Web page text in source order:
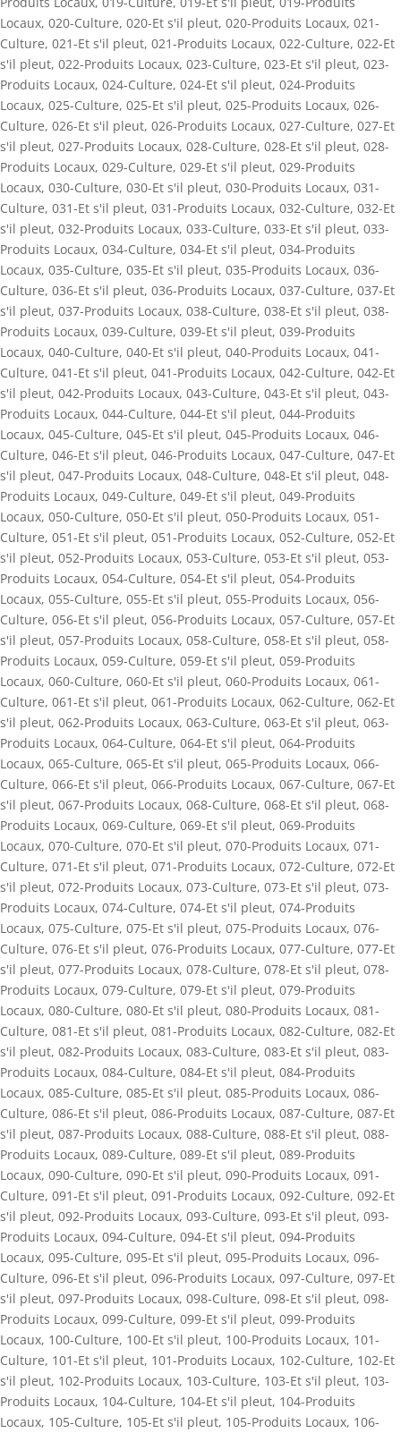
Locaux, 020-Culture, 020-Et s'il pleut, 020-Produits Locaux, 021-
Culture, 021-Et s'il pleut, 021-Produits Locaux, 022-Culture, 022-Et
s'il pleut, 022-Produits Locaux, 023-Culture, 023-Et s'il pleut, 023-
Produits Locaux, 024-Culture, 024-Et s'il pleut, 024-Produits
Locaux, 025-Culture, 025-Et s'il pleut, 025-Produits Locaux, 026-
Culture, 026-Et s'il pleut, 026-Produits Locaux, 027-Culture, 027-Et
s'il pleut, 027-Produits Locaux, 028-Culture, 028-Et s'il pleut, 028-
Produits Locaux, 029-Culture, 029-Et s'il pleut, 029-Produits
Locaux, 030-Culture, 030-Et s'il pleut, 030-Produits Locaux, 031-
Culture, 031-Et s'il pleut, 031-Produits Locaux, 032-Culture, 032-Et
s'il pleut, 032-Produits Locaux, 033-Culture, 033-Et s'il pleut, 033-
Produits Locaux, 034-Culture, 034-Et s'il pleut, 034-Produits
Locaux, 035-Culture, 035-Et s'il pleut, 035-Produits Locaux, 036-
Culture, 036-Et s'il pleut, 036-Produits Locaux, 037-Culture, 037-Et
s'il pleut, 037-Produits Locaux, 038-Culture, 038-Et s'il pleut, 038-
Produits Locaux, 039-Culture, 039-Et s'il pleut, 039-Produits
Locaux, 040-Culture, 040-Et s'il pleut, 040-Produits Locaux, 041-
Culture, 041-Et s'il pleut, 041-Produits Locaux, 042-Culture, 042-Et
s'il pleut, 042-Produits Locaux, 043-Culture, 043-Et s'il pleut, 043-
Produits Locaux, 044-Culture, 044-Et s'il pleut, 044-Produits
Locaux, 045-Culture, 045-Et s'il pleut, 045-Produits Locaux, 046-
Culture, 046-Et s'il pleut, 046-Produits Locaux, 047-Culture, 047-Et
s'il pleut, 047-Produits Locaux, 048-Culture, 048-Et s'il pleut, 048-
Produits Locaux, 049-Culture, 049-Et s'il pleut, 049-Produits
Locaux, 050-Culture, 050-Et s'il pleut, 050-Produits Locaux, 051-
Culture, 051-Et s'il pleut, 051-Produits Locaux, 052-Culture, 052-Et
s'il pleut, 052-Produits Locaux, 053-Culture, 053-Et s'il pleut, 053-
Produits Locaux, 054-Culture, 054-Et s'il pleut, 054-Produits
Locaux, 055-Culture, 055-Et s'il pleut, 055-Produits Locaux, 056-
Culture, 056-Et s'il pleut, 056-Produits Locaux, 057-Culture, 057-Et
s'il pleut, 057-Produits Locaux, 058-Culture, 058-Et s'il pleut, 058-
Produits Locaux, 059-Culture, 059-Et s'il pleut, 059-Produits
Locaux, 060-Culture, 060-Et s'il pleut, 060-Produits Locaux, 061-
Culture, 061-Et s'il pleut, 061-Produits Locaux, 062-Culture, 062-Et
s'il pleut, 062-Produits Locaux, 063-Culture, 063-Et s'il pleut, 063-
Produits Locaux, 064-Culture, 064-Et s'il pleut, 064-Produits
Locaux, 065-Culture, 065-Et s'il pleut, 065-Produits Locaux, 066-
Culture, 066-Et s'il pleut, 066-Produits Locaux, 067-Culture, 067-Et
s'il pleut, 067-Produits Locaux, 068-Culture, 068-Et s'il pleut, 068-
Produits Locaux, 069-Culture, 069-Et s'il pleut, 069-Produits
Locaux, 070-Culture, 070-Et s'il pleut, 070-Produits Locaux, 071-
Culture, 071-Et s'il pleut, 071-Produits Locaux, 072-Culture, 072-Et
s'il pleut, 072-Produits Locaux, 073-Culture, 073-Et s'il pleut, 073-
Produits Locaux, 074-Culture, 074-Et s'il pleut, 074-Produits
Locaux, 075-Culture, 075-Et s'il pleut, 075-Produits Locaux, 076-
Culture, 076-Et s'il pleut, 076-Produits Locaux, 077-Culture, 077-Et
s'il pleut, 077-Produits Locaux, 078-Culture, 078-Et s'il pleut, 078-
Produits Locaux, 079-Culture, 079-Et s'il pleut, 079-Produits
Locaux, 080-Culture, 080-Et s'il pleut, 080-Produits Locaux, 081-
Culture, 081-Et s'il pleut, 081-Produits Locaux, 082-Culture, 082-Et
s'il pleut, 082-Produits Locaux, 083-Culture, 083-Et s'il pleut, 083-
Produits Locaux, 084-Culture, 084-Et s'il pleut, 084-Produits
Locaux, 085-Culture, 085-Et s'il pleut, 085-Produits Locaux, 086-
Culture, 086-Et s'il pleut, 086-Produits Locaux, 087-Culture, 087-Et
s'il pleut, 087-Produits Locaux, 088-Culture, 088-Et s'il pleut, 088-
Produits Locaux, 089-Culture, 089-Et s'il pleut, 089-Produits
Locaux, 090-Culture, 090-Et s'il pleut, 090-Produits Locaux, 091-
Culture, 091-Et s'il pleut, 091-Produits Locaux, 092-Culture, 092-Et
s'il pleut, 092-Produits Locaux, 093-Culture, 093-Et s'il pleut, 093-
Produits Locaux, 094-Culture, 094-Et s'il pleut, 094-Produits
Locaux, 095-Culture, 095-Et s'il pleut, 095-Produits Locaux, 096-
Culture, 096-Et s'il pleut, 096-Produits Locaux, 097-Culture, 097-Et
s'il pleut, 097-Produits Locaux, 098-Culture, 098-Et s'il pleut, 098-
Produits Locaux, 099-Culture, 099-Et s'il pleut, 099-Produits
Locaux, 100-Culture, 100-Et s'il pleut, 100-Produits Locaux, 101-
Culture, 101-Et s'il pleut, 101-Produits Locaux, 102-Culture, 102-Et
s'il pleut, 102-Produits Locaux, 103-Culture, 103-Et s'il pleut, 103-
Produits Locaux, 104-Culture, 104-Et s'il pleut, 104-Produits
Locaux, 105-Culture, 105-Et s'il pleut, 105-Produits Locaux, 106-